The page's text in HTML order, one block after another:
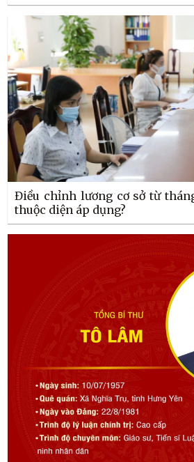
Điều chỉnh lương cơ sở từ
thuộc diện áp dụng?